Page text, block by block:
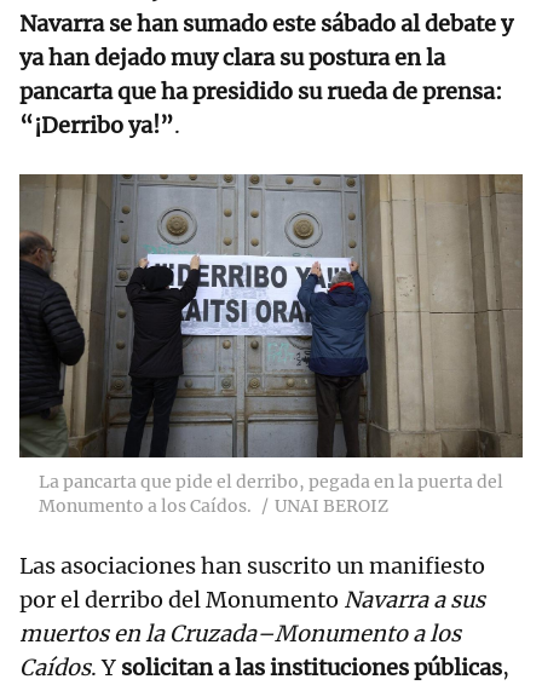
Navarra se han sumado este sábado al debate y
ya han dejado muy clara su postura en la
pancarta que ha presidido su rueda de prensa:
“¡Derribo ya!”.
La pancarta que pide el derribo, pegada en la puerta del
Monumento a los Caídos.
UNAI BEROIZ
Las asociaciones han suscrito un manifiesto
por el derribo del Monumento Navarra a sus
muertos en la Cruzada–Monumento a los
Caídos. Y solicitan a las instituciones públicas,